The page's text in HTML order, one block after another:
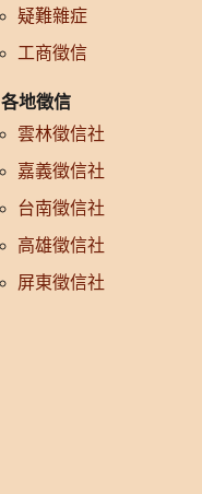
疑難雜症
工商徵信
各地徵信
雲林徵信社
嘉義徵信社
台南徵信社
高雄徵信社
屏東徵信社